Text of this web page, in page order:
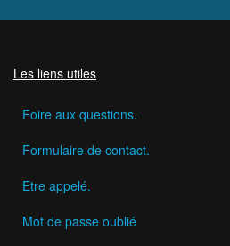
Les liens utiles
Foire aux questions.
Formulaire de contact.
Etre appelé.
Mot de passe oublié